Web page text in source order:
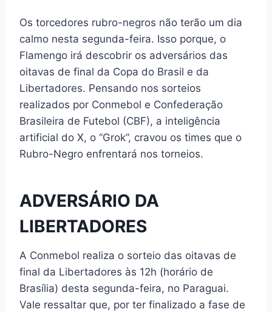
Os torcedores rubro-negros não terão um dia
calmo nesta segunda-feira. Isso porque, o
Flamengo irá descobrir os adversários das
oitavas de final da Copa do Brasil e da
Libertadores. Pensando nos sorteios
realizados por Conmebol e Confederação
Brasileira de Futebol (CBF), a inteligência
artificial do X, o “Grok”, cravou os times que o
Rubro-Negro enfrentará nos torneios.
ADVERSÁRIO DA
LIBERTADORES
A Conmebol realiza o sorteio das oitavas de
final da Libertadores às 12h (horário de
Brasília) desta segunda-feira, no Paraguai.
Vale ressaltar que, por ter finalizado a fase de